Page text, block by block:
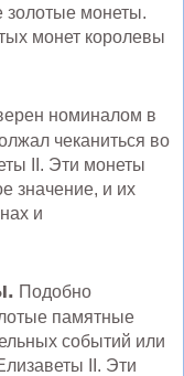
золотые монеты.
монет королевы
номиналом в
чеканиться во
II. Эти монеты
значение, и их
и
Подобно
памятные
событий или
II. Эти